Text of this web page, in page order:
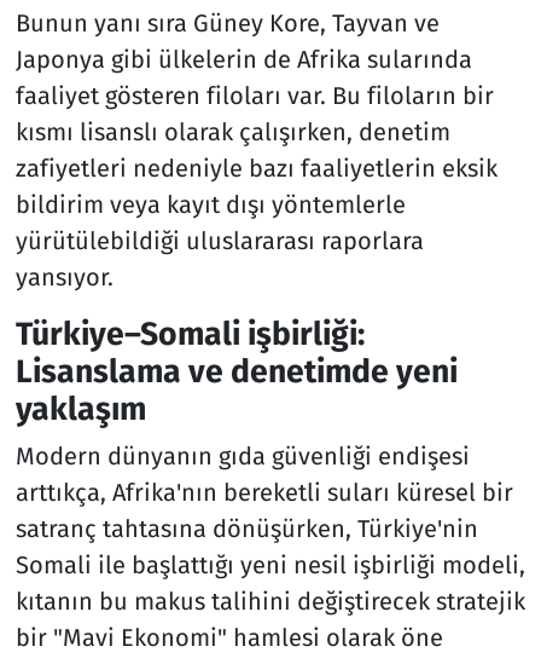
Bunun yanı sıra Güney Kore, Tayvan ve
Japonya gibi ülkelerin de Afrika sularında
faaliyet gösteren filoları var. Bu filoların bir
kısmı lisanslı olarak çalışırken, denetim
zafiyetleri nedeniyle bazı faaliyetlerin eksik
bildirim veya kayıt dışı yöntemlerle
yürütülebildiği uluslararası raporlara
yansıyor.
Türkiye–Somali işbirliği:
Lisanslama ve denetimde yeni
yaklaşım
Modern dünyanın gıda güvenliği endişesi
arttıkça, Afrika'nın bereketli suları küresel bir
satranç tahtasına dönüşürken, Türkiye'nin
Somali ile başlattığı yeni nesil işbirliği modeli,
kıtanın bu makus talihini değiştirecek stratejik
bir "Mavi Ekonomi" hamlesi olarak öne